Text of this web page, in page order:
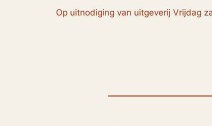
Op uitnodiging van uitgeverij Vrijdag